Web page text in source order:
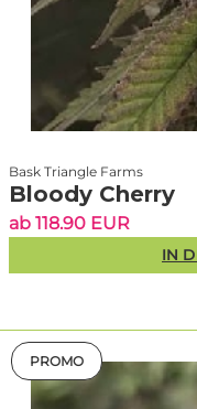
Bask Triangle Farms
Bloody Cherry
ab 118.90 EUR
IN
PROMO